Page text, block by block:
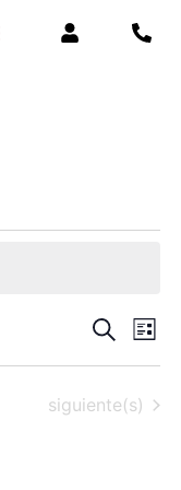
de
Buscar
de
Lista
Eventos
siguiente(s)